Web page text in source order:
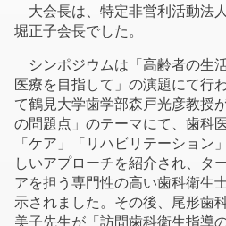
大会長は、特定非営利活動法
堀正子会長でした。
シンポジウムは「高齢者の生
医療を目指して」の演題にて行
て鶴見大学歯学部森戸光彦教授
の問題点」のテーマにて、歯科
「ケア」「リハビリテーション
しいアプローチを紹介され、タ
アを担う専門性の高い歯科衛生
示されました。その後、尾形歯
美子先生が「訪問歯科衛生指導